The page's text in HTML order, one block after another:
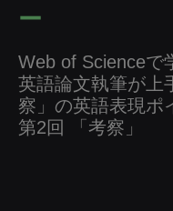
ー
Web of Scienceで
英語論文執筆が上
察」の英語表現ポ
第2回 「考察」